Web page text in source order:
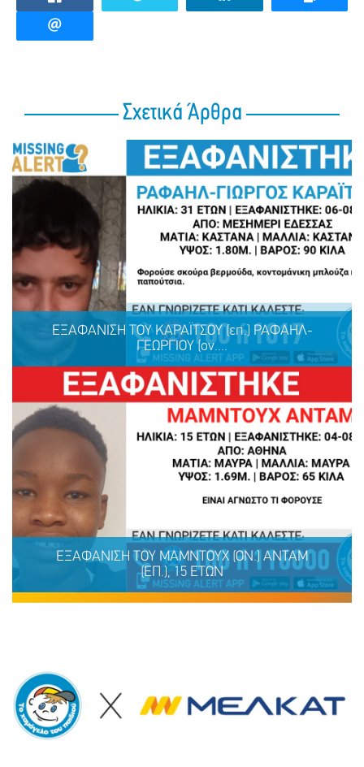
Σχετικά Άρθρα
ΕΞΑΦΑΝΙΣΗ ΤΟΥ ΚΑΡΑΪΤΣΟΥ (επ.) ΡΑΦΑΗΛ-
ΓΕΩΡΓΙΟΥ (ον....
ΕΞΑΦΑΝΙΣΗ ΤΟΥ ΚΑΡΑΪΤΣΟΥ (επ.) ΡΑΦΑΗΛ-
ΓΕΩΡΓΙΟΥ (ον.), 31 ΕΤΩΝ
ΜΟΙΡΑΣΟΥ
ΤΟ
ΔΡΑΣΕ
ΤΩΡΑ
ΕΞΑΦΑΝΙΣΗ TOY ΜΑΜΝΤΟΥΧ (ΟΝ.) ΑΝΤΑΜ
(ΕΠ.), 15 ΕΤΩΝ